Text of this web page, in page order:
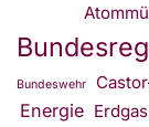
Bundeswehr
Energie Erdgas